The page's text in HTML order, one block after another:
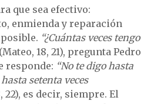
que sea efectivo:
enmienda y reparación
“¿Cuántas veces tengo
(Mateo, 18, 21), pregunta Pedro
responde: “No te digo hasta
setenta veces
22), es decir, siempre. El